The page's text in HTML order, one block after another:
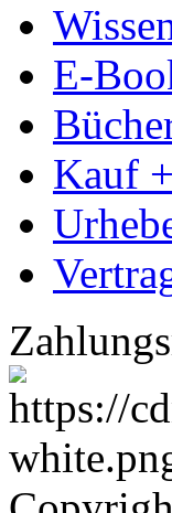
E-
Kauf